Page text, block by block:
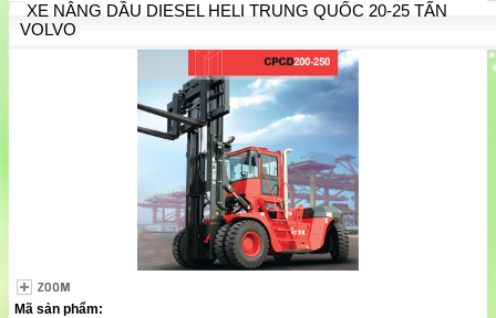
XE NÂNG DẦU DIESEL HELI TRUNG QUỐC 20-25 TẤN
VOLVO
Mã sản phẩm: